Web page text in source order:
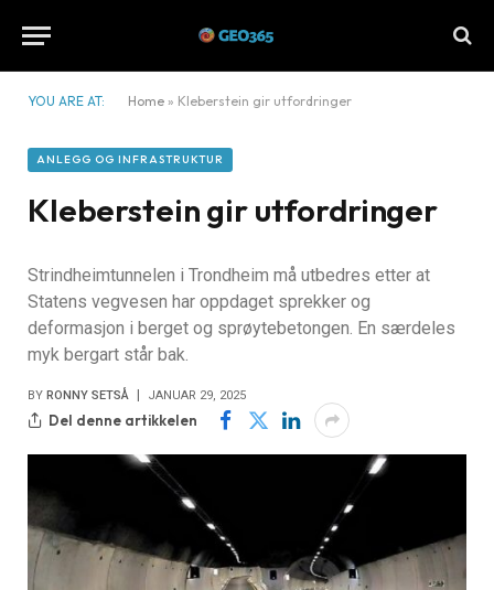
YOU ARE AT: Home » Kleberstein gir utfordringer
ANLEGG OG INFRASTRUKTUR
Kleberstein gir utfordringer
Strindheimtunnelen i Trondheim må utbedres etter at
Statens vegvesen har oppdaget sprekker og
deformasjon i berget og sprøytebetongen. En særdeles
myk bergart står bak.
BY RONNY SETSÅ JANUAR 29, 2025
Del denne artikkelen